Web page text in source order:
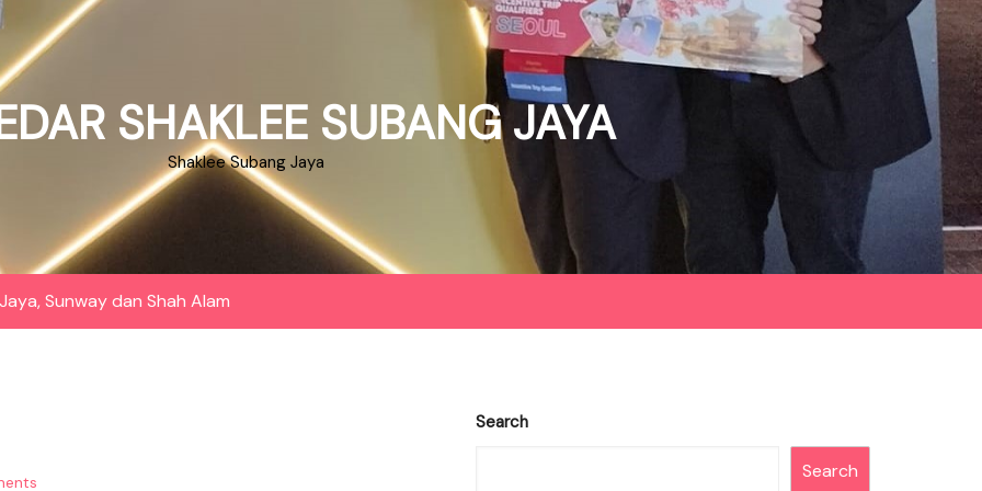
SHAKLEE SUBANG JAYA
Shaklee Subang Jaya
Sunway dan Shah Alam
Search
Search